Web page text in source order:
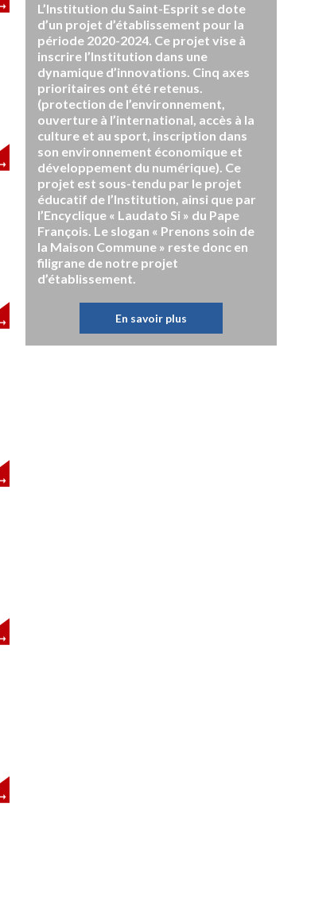
L’Institution du Saint-Esprit se dote
d’un projet d’établissement pour la
période 2020-2024. Ce projet vise à
inscrire l’Institution dans une
dynamique d’innovations. Cinq axes
prioritaires ont été retenus.
(protection de l’environnement,
ouverture à l’international, accès à la
culture et au sport, inscription dans
son environnement économique et
développement du numérique). Ce
projet est sous-tendu par le projet
éducatif de l’Institution, ainsi que par
l’Encyclique « Laudato Si » du Pape
François. Le slogan « Prenons soin de
la Maison Commune » reste donc en
filigrane de notre projet
d’établissement.
En savoir plus